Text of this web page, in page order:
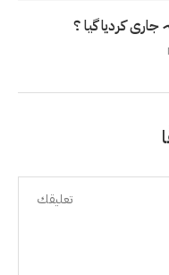
جاری کردیا گیا ؟